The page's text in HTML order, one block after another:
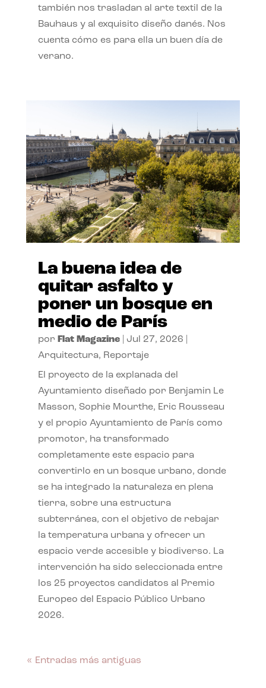
también nos trasladan al arte textil de la
Bauhaus y al exquisito diseño danés. Nos
cuenta cómo es para ella un buen día de
verano.
La buena idea de
quitar asfalto y
poner un bosque en
medio de París
por Flat Magazine| Jul 27, 2026
Arquitectura, Reportaje
El proyecto de la explanada del
Ayuntamiento diseñado por Benjamin Le
Masson, Sophie Mourthe, Eric Rousseau
y el propio Ayuntamiento de París como
promotor, ha transformado
completamente este espacio para
convertirlo en un bosque urbano, donde
se ha integrado la naturaleza en plena
tierra, sobre una estructura
subterránea, con el objetivo de rebajar
la temperatura urbana y ofrecer un
espacio verde accesible y biodiverso. La
intervención ha sido seleccionada entre
los 25 proyectos candidatos al Premio
Europeo del Espacio Público Urbano
2026.
« Entradas más antiguas